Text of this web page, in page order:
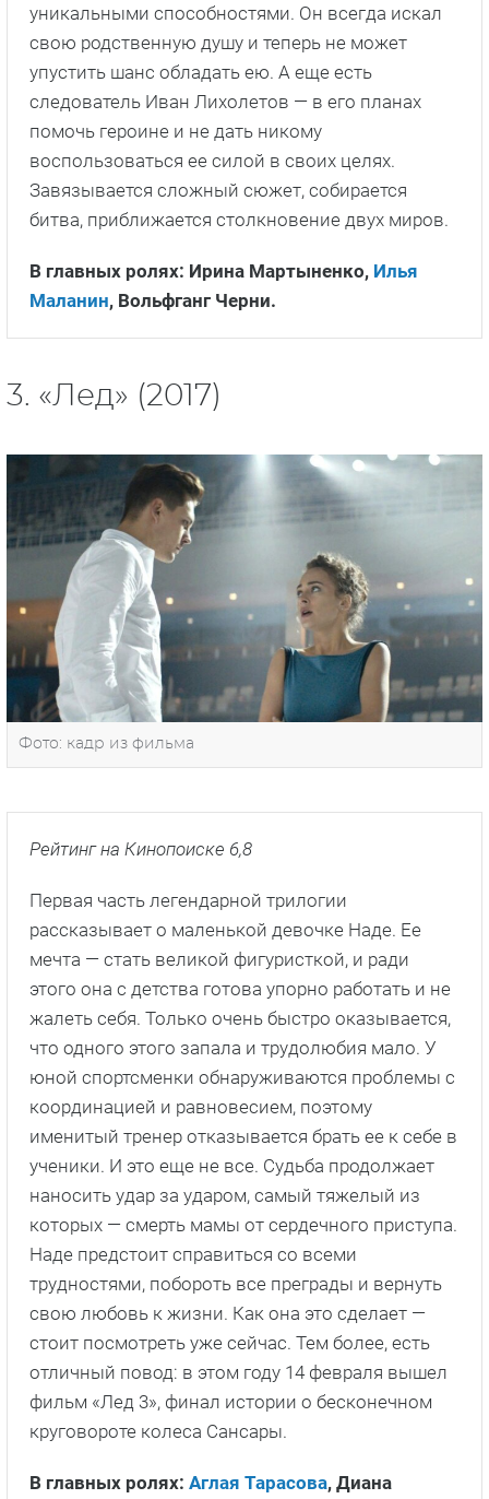
уникальными способностями. Он всегда искал
свою родственную душу и теперь не может
упустить шанс обладать ею. А еще есть
следователь Иван Лихолетов — в его планах
помочь героине и не дать никому
воспользоваться ее силой в своих целях.
Завязывается сложный сюжет, собирается
битва, приближается столкновение двух миров.
В главных ролях: Ирина Мартыненко, Илья
Маланин, Вольфганг Черни.
3. «Лед» (2017)
Фото: кадр из фильма
Рейтинг на Кинопоиске 6,8
Первая часть легендарной трилогии
рассказывает о маленькой девочке Наде. Ее
мечта — стать великой фигуристкой, и ради
этого она с детства готова упорно работать и не
жалеть себя. Только очень быстро оказывается,
что одного этого запала и трудолюбия мало. У
юной спортсменки обнаруживаются проблемы с
координацией и равновесием, поэтому
именитый тренер отказывается брать ее к себе в
ученики. И это еще не все. Судьба продолжает
наносить удар за ударом, самый тяжелый из
которых — смерть мамы от сердечного приступа.
Наде предстоит справиться со всеми
трудностями, побороть все преграды и вернуть
свою любовь к жизни. Как она это сделает —
стоит посмотреть уже сейчас. Тем более, есть
отличный повод: в этом году 14 февраля вышел
фильм «Лед 3», финал истории о бесконечном
круговороте колеса Сансары.
В главных ролях: Аглая Тарасова, Диана